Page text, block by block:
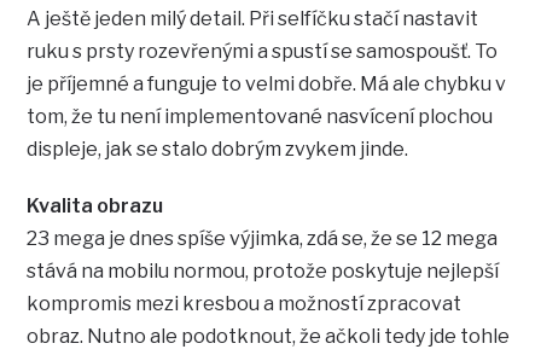
A ještě jeden milý detail. Při selfíčku stačí nastavit
ruku s prsty rozevřenými a spustí se samospoušť. To
je příjemné a funguje to velmi dobře. Má ale chybku v
tom, že tu není implementované nasvícení plochou
displeje, jak se stalo dobrým zvykem jinde.
Kvalita obrazu
23 mega je dnes spíše výjimka, zdá se, že se 12 mega
stává na mobilu normou, protože poskytuje nejlepší
kompromis mezi kresbou a možností zpracovat
obraz. Nutno ale podotknout, že ačkoli tedy jde tohle